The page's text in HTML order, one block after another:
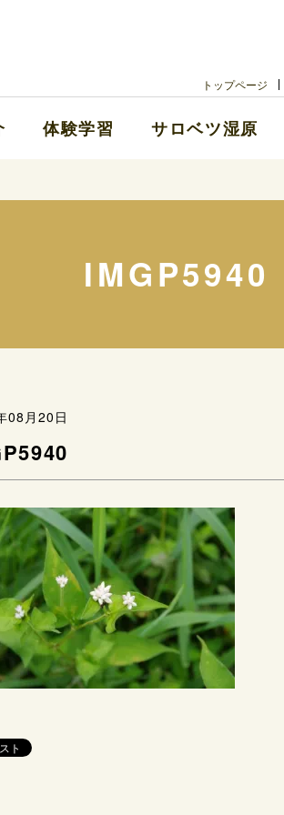
トップページ
体験学習 サロベツ湿原
IMGP5940
08月20日